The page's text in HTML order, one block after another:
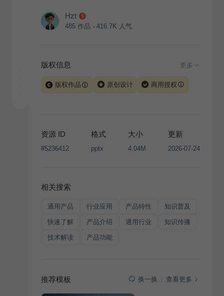
Hzt
485 作品 416.7K 人气
版权信息 更多
版权作品 原创设计 商用授权
版权声明
条款，禁止任何形式的转让、出售或出租，未
经投权许可任何人不得擅自转载和分发，否则将接照我
资源 ID
#5236412
格式
pptx
大小
4.04M
更新
2026-07-24
相关搜索
通用产品 行业应用 产品特性 知识普及
快速了解 产品介绍 通用行业 知识传播
技术解读 产品功能
推荐模板 换一换 查看更多